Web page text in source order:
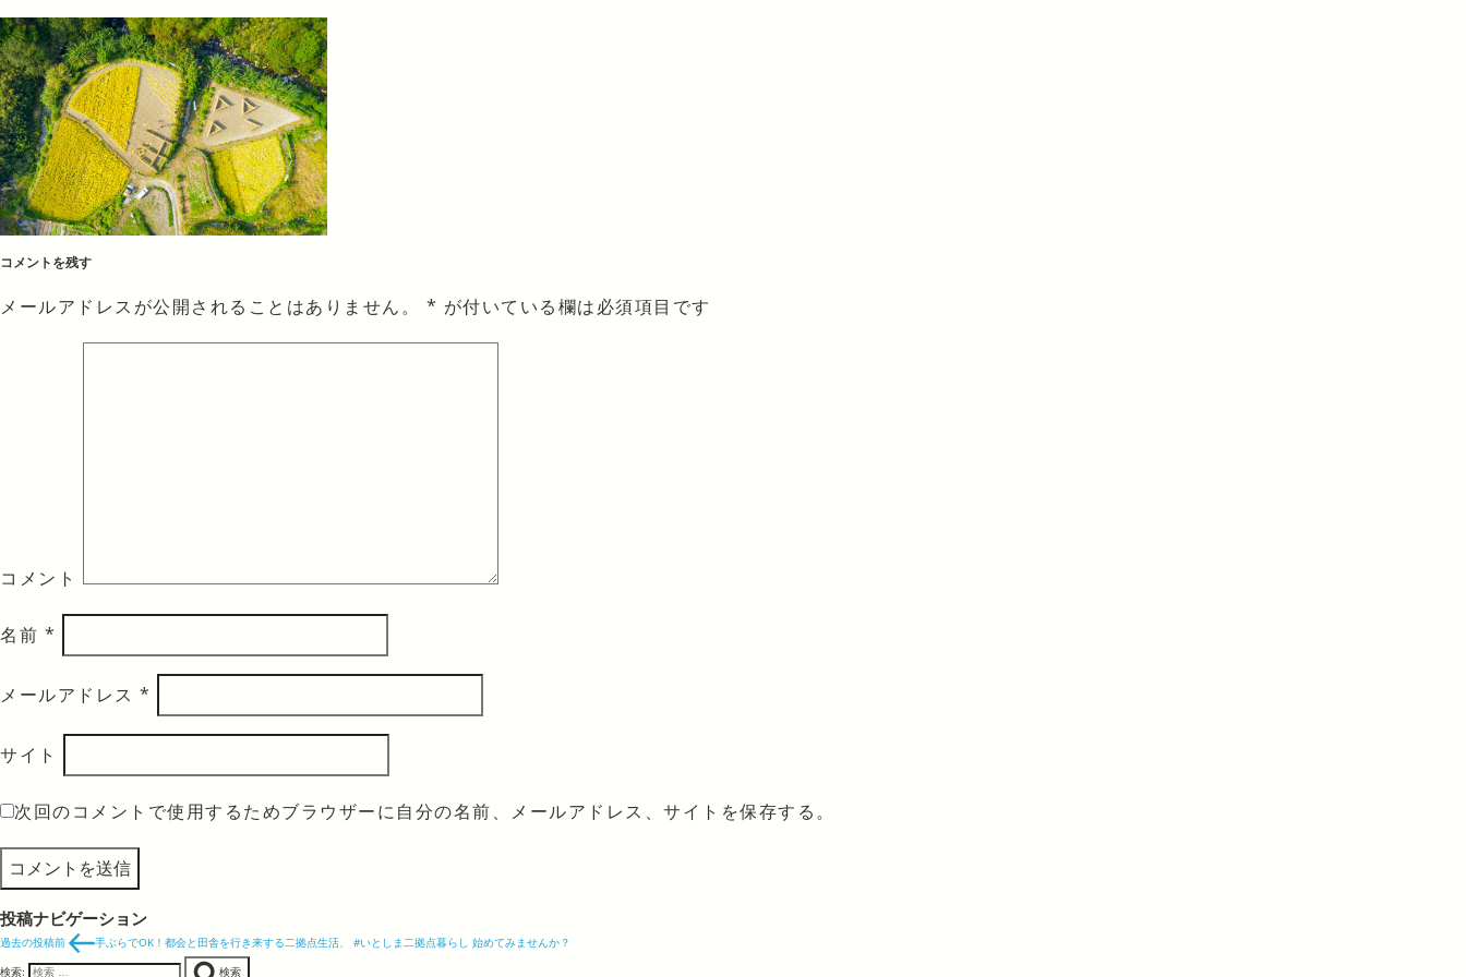
コメントを残す
メールアドレスが公開されることはありません。 * が付いている欄は必須項目です
コメント
名前 *
メールアドレス *
サイト
次回のコメントで使用するためブラウザーに自分の名前、メールアドレス、サイトを保存する。
投稿ナビゲーション
過去の投稿前
手ぶらでOK！都会と田舎を行き来する二拠点生活、 #いとしま二拠点暮らし 始めてみませんか？
検索:
検索